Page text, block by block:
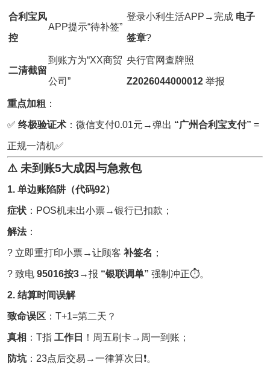
合利宝风
控
APP提示“待补签”
登录小利生活APP→完成 电子
签章?
二清截留
到账方为“XX商贸
公司”
央行官网查牌照
Z2026044000012举报
重点加粗 ：
✅ 终极验证术：微信支付0.01元→弹出 “广州合利宝支付” =
正规一清机✅
⚠️ 未到账5大成因与急救包
1. 单边账陷阱（代码92）
症状：POS机未出小票→银行已扣款；
解法：
? 立即重打印小票→让顾客 补签名 ；
? 致电 95016按3→报 “银联调单” 强制冲正⏱️。
2. 结算时间误解
致命误区：T+1=第二天？
真相 ：T指 工作日 ！周五刷卡→周一到账；
防坑：23点后交易→一律算次日❗。